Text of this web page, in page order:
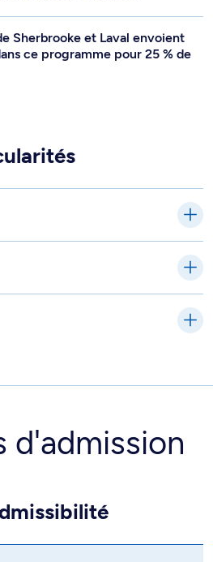
Sherbrooke et Laval envoient
ce programme pour 25 % de
d'admission